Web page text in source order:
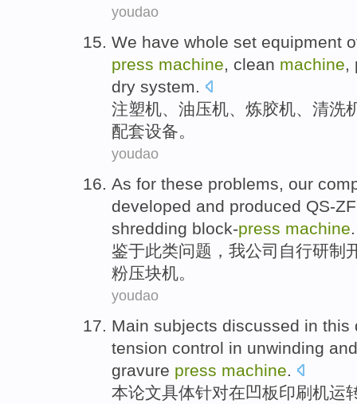
youdao
We have whole set equipment
press machine, clean machine,
dry system.
注塑机、油压机、炼胶机、 清洗
配套设备。
youdao
As for these problems, our
developed and produced QS-
shredding block-press machine.
鉴于此类问题 ， 我公司 自行研制
粉压块机。
youdao
Main subjects discussed in this
tension control in unwinding and
gravure press machine.
本论文具体针对在凹板印刷机运